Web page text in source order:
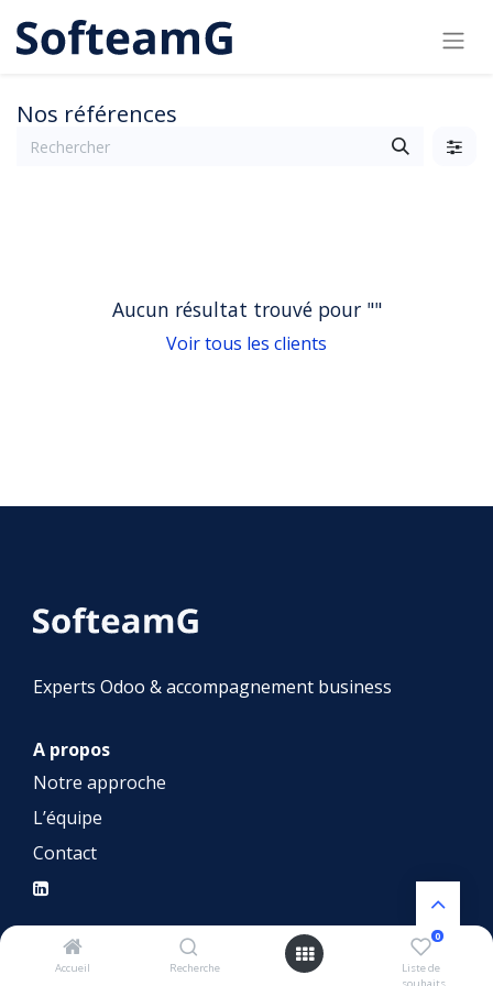
Accueil Recherche
0
Liste de
Nos références
Aucun résultat trouvé pour ""
Voir tous les clients
A propos
Notre approche
L’équipe
Contact
Nos services
Experts Odoo & accompagnement business